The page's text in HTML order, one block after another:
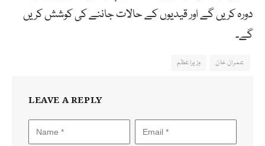
دورہ کریں گے اور قیدیوں کے حالات جاننے کی کوشش کریں
گے۔
عمران خان وزیراعظم
LEAVE A REPLY